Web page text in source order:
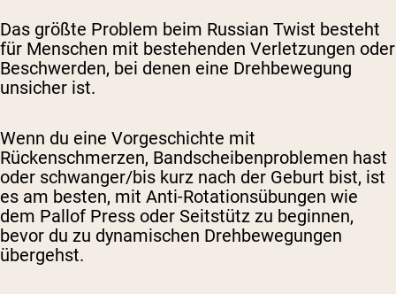
Das größte Problem beim Russian Twist besteht
für Menschen mit bestehenden Verletzungen oder
Beschwerden, bei denen eine Drehbewegung
unsicher ist.
Wenn du eine Vorgeschichte mit
Rückenschmerzen, Bandscheibenproblemen hast
oder schwanger/bis kurz nach der Geburt bist, ist
es am besten, mit Anti-Rotationsübungen wie
dem Pallof Press oder Seitstütz zu beginnen,
bevor du zu dynamischen Drehbewegungen
übergehst.